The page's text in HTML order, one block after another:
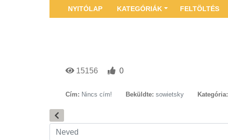
NYITÓLAP KATEGÓRIÁK FELTÖLTÉS
15156 0
Cím: Nincs cím! Beküldte: sowietsky Kategória: